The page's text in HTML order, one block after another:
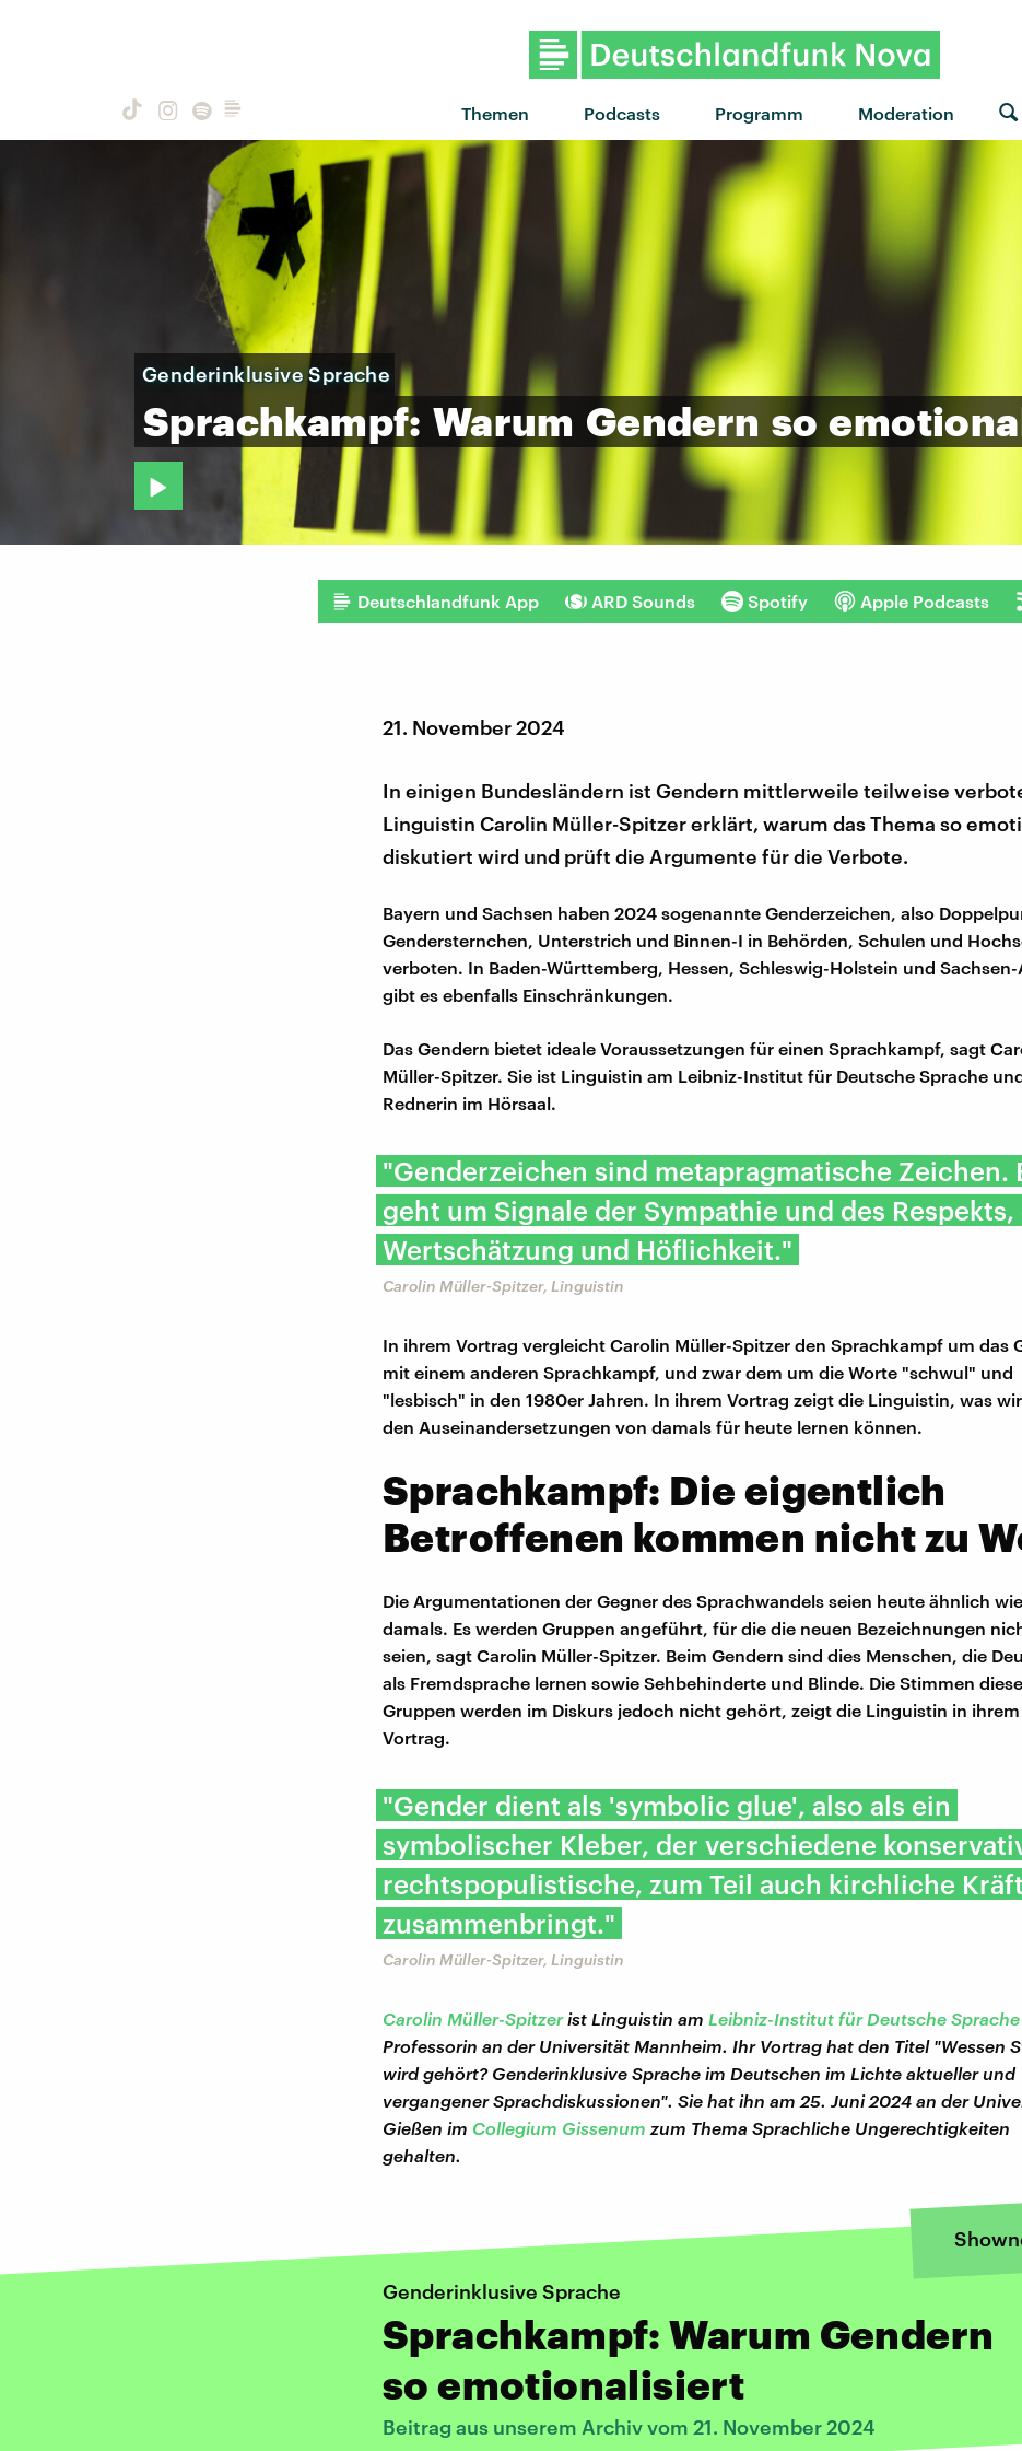
Themen Podcasts Programm Moderation
Genderinklusive Sprache
Sprachkampf: Warum Gendern so
Deutschlandfunk App ARD Sounds Spotify Apple Podcasts
21. November 2024
In einigen Bundesländern ist Gendern mittlerweile teilweise
Linguistin Carolin Müller-Spitzer erklärt, warum das Thema so
diskutiert wird und prüft die Argumente für die Verbote.
Bayern und Sachsen haben 2024 sogenannte Genderzeichen, also
Gendersternchen, Unterstrich und Binnen-I in Behörden, Schulen und
verboten. In Baden-Württemberg, Hessen, Schleswig-Holstein und
gibt es ebenfalls Einschränkungen.
Das Gendern bietet ideale Voraussetzungen für einen Sprachkampf, sagt
Müller-Spitzer. Sie ist Linguistin am Leibniz-Institut für Deutsche Sprache
Rednerin im Hörsaal.
"Genderzeichen sind metapragmatische Zeichen.
geht um Signale der Sympathie und des Respekts,
Wertschätzung und Höflichkeit."
Carolin Müller-Spitzer, Linguistin
In ihrem Vortrag vergleicht Carolin Müller-Spitzer den Sprachkampf um das
mit einem anderen Sprachkampf, und zwar dem um die Worte "schwul" und
"lesbisch" in den 1980er Jahren. In ihrem Vortrag zeigt die Linguistin, was
den Auseinandersetzungen von damals für heute lernen können.
Sprachkampf: Die eigentlich
Betroffenen kommen nicht zu
Die Argumentationen der Gegner des Sprachwandels seien heute ähnlich wie
damals. Es werden Gruppen angeführt, für die die neuen Bezeichnungen
seien, sagt Carolin Müller-Spitzer. Beim Gendern sind dies Menschen, die
als Fremdsprache lernen sowie Sehbehinderte und Blinde. Die Stimmen
Gruppen werden im Diskurs jedoch nicht gehört, zeigt die Linguistin in ihrem
Vortrag.
"Gender dient als 'symbolic glue', also als ein
symbolischer Kleber, der verschiedene
rechtspopulistische, zum Teil auch kirchliche
zusammenbringt."
Carolin Müller-Spitzer, Linguistin
Carolin Müller-Spitzerist Linguistin am Leibniz-Institut für Deutsche Sprache
Professorin an der Universität Mannheim. Ihr Vortrag hat den Titel "Wessen
wird gehört? Genderinklusive Sprache im Deutschen im Lichte aktueller und
vergangener Sprachdiskussionen". Sie hat ihn am 25. Juni 2024 an der
Gießen im Collegium Gissenum zum Thema Sprachliche Ungerechtigkeiten
gehalten.
Genderinklusive Sprache
Sprachkampf: Warum Gendern
so emotionalisiert
Beitrag aus unserem Archiv vom 21. November 2024